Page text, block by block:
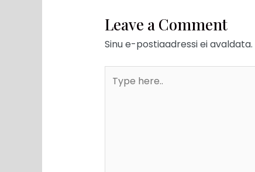
Leave a Comment
Sinu e-postiaadressi ei avaldata.
here..